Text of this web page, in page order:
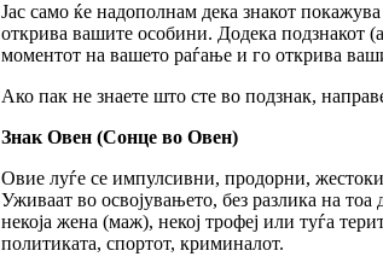
Јас само ќе надополнам дека знакот
открива вашите особини. Додека подзнакот
моментот на вашето раѓање и го открива
Ако пак не знаете што сте во подзнак,
Знак Овен (Сонце во Овен)
Овие луѓе се импулсивни, продорни,
Уживаат во освојувањето, без разлика на тоа
некоја жена (маж), некој трофеј или туѓа
политиката, спортот, криминалот.